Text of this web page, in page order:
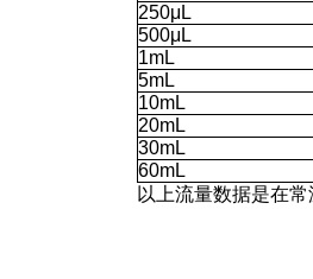
250μL
500μL
1mL
5mL
10mL
20mL
30mL
60mL
以上流量数据是在